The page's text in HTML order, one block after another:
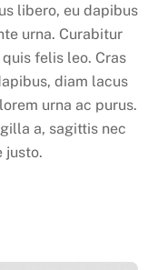
libero, eu dapibus
urna. Curabitur
felis leo. Cras
diam lacus
urna ac purus.
a, sagittis nec
justo.